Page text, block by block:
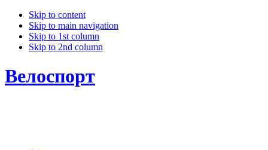
Skip to content
Skip to main navigation
Skip to 1st column
Skip to 2nd column
Велоспорт